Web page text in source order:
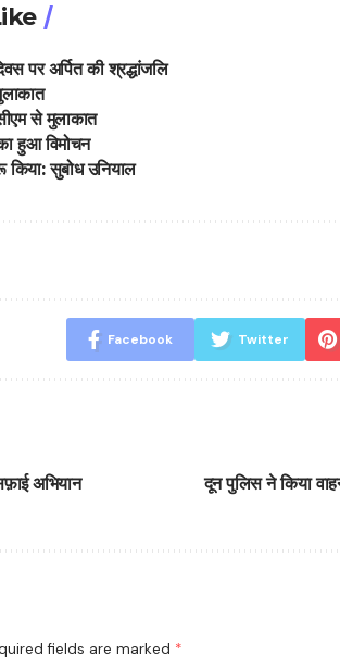
पर अर्पित की श्रद्धांजलि
से मुलाकात
हुआ विमोचन
किया: सुबोध उनियाल
Facebook Twitter
अभियान दून पुलिस ने किया
fields are marked *